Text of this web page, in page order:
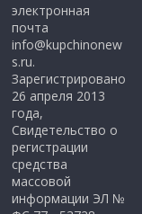
электронная
почта
info@kupchinonew
s.ru.
Зарегистрировано
26 апреля 2013
года,
Свидетельство о
регистрации
средства
массовой
информации ЭЛ №